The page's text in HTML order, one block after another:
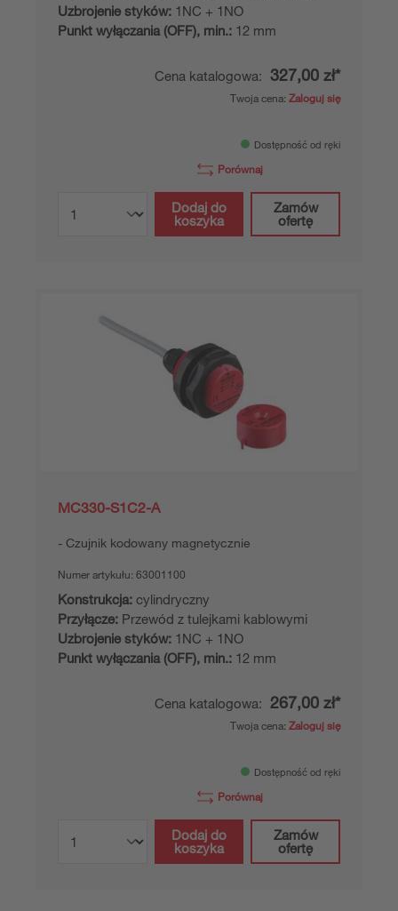
Uzbrojenie styków: 1NC + 1NO
Punkt wyłączania (OFF), min.: 12 mm
Cena katalogowa: 327,00 zł*
Twoja cena: Zaloguj się
Dostępność od ręki
Porównaj
Dodaj do
koszyka
Zamów
ofertę
MC330-S1C2-A
Czujnik kodowany magnetycznie
Numer artykułu: 63001100
Konstrukcja: cylindryczny
Przyłącze: Przewód z tulejkami kablowymi
Uzbrojenie styków: 1NC + 1NO
Punkt wyłączania (OFF), min.: 12 mm
Cena katalogowa: 267,00 zł*
Twoja cena: Zaloguj się
Dostępność od ręki
Porównaj
Dodaj do
koszyka
Zamów
ofertę